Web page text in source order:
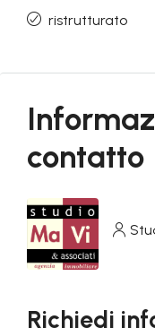
ristrutturato
contatto
Richiedi